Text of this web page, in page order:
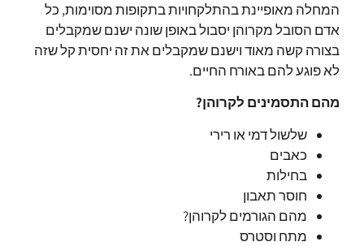
המחלה מאופיינת בהתלקחויות בתקופות מסוימות, כל
אדם הסובל מקרוהן יסבול באופן שונה ישנם שמקבלים
בצורה קשה מאוד וישנם שמקבלים את זה יחסית קל שזה
לא פוגע להם באורח החיים.
מהם התסמינים לקרוהן?
שלשול דמי או רירי
כאבים
בחילות
חוסר תאבון
מהם הגורמים לקרוהן?
מתח וסטרס